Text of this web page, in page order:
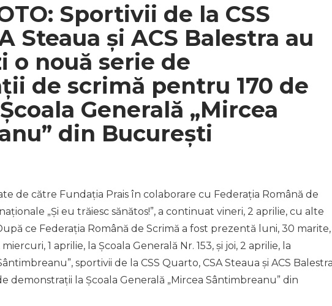
Sportivii de la CSS
Steaua și ACS Balestra au
o nouă serie de
de scrimă pentru 170 de
Generală „Mircea
din București
de către Fundația Prais în colaborare cu Federația Română de
„Și eu trăiesc sănătos!”, a continuat vineri, 2 aprilie, cu alte
ce Federația Română de Scrimă a fost prezentă luni, 30 marite,
1 aprilie, la Școala Generală Nr. 153, și joi, 2 aprilie, la
sportivii de la CSS Quarto, CSA Steaua și ACS
demonstrații la Școala Generală „Mircea Sântimbreanu” din